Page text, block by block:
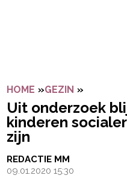
HOME »GEZIN »
Uit onderzoek
kinderen
zijn
REDACTIE MM
09.01.2020 15:30